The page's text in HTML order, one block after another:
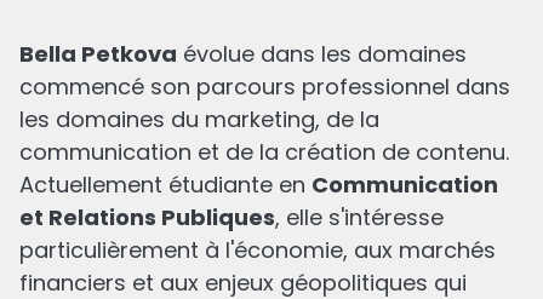
Bella Petkova évolue dans les domaines
commencé son parcours professionnel dans
les domaines du marketing, de la
communication et de la création de contenu.
Actuellement étudiante en Communication
et Relations Publiques, elle s'intéresse
particulièrement à l'économie, aux marchés
financiers et aux enjeux géopolitiques qui
Les derniers deBella